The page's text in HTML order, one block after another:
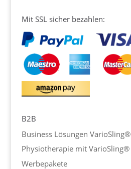
Mit SSL sicher bezahlen:
B2B
Business Lösungen VarioSling®
Physiotherapie mit VarioSling®
Werbepakete